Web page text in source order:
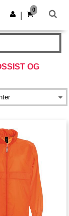
Last ned app
0
OG